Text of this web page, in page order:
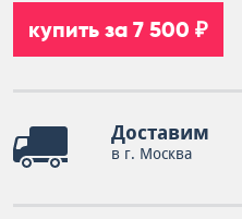
купить за 7 500 ₽
Доставим
в г. Москва